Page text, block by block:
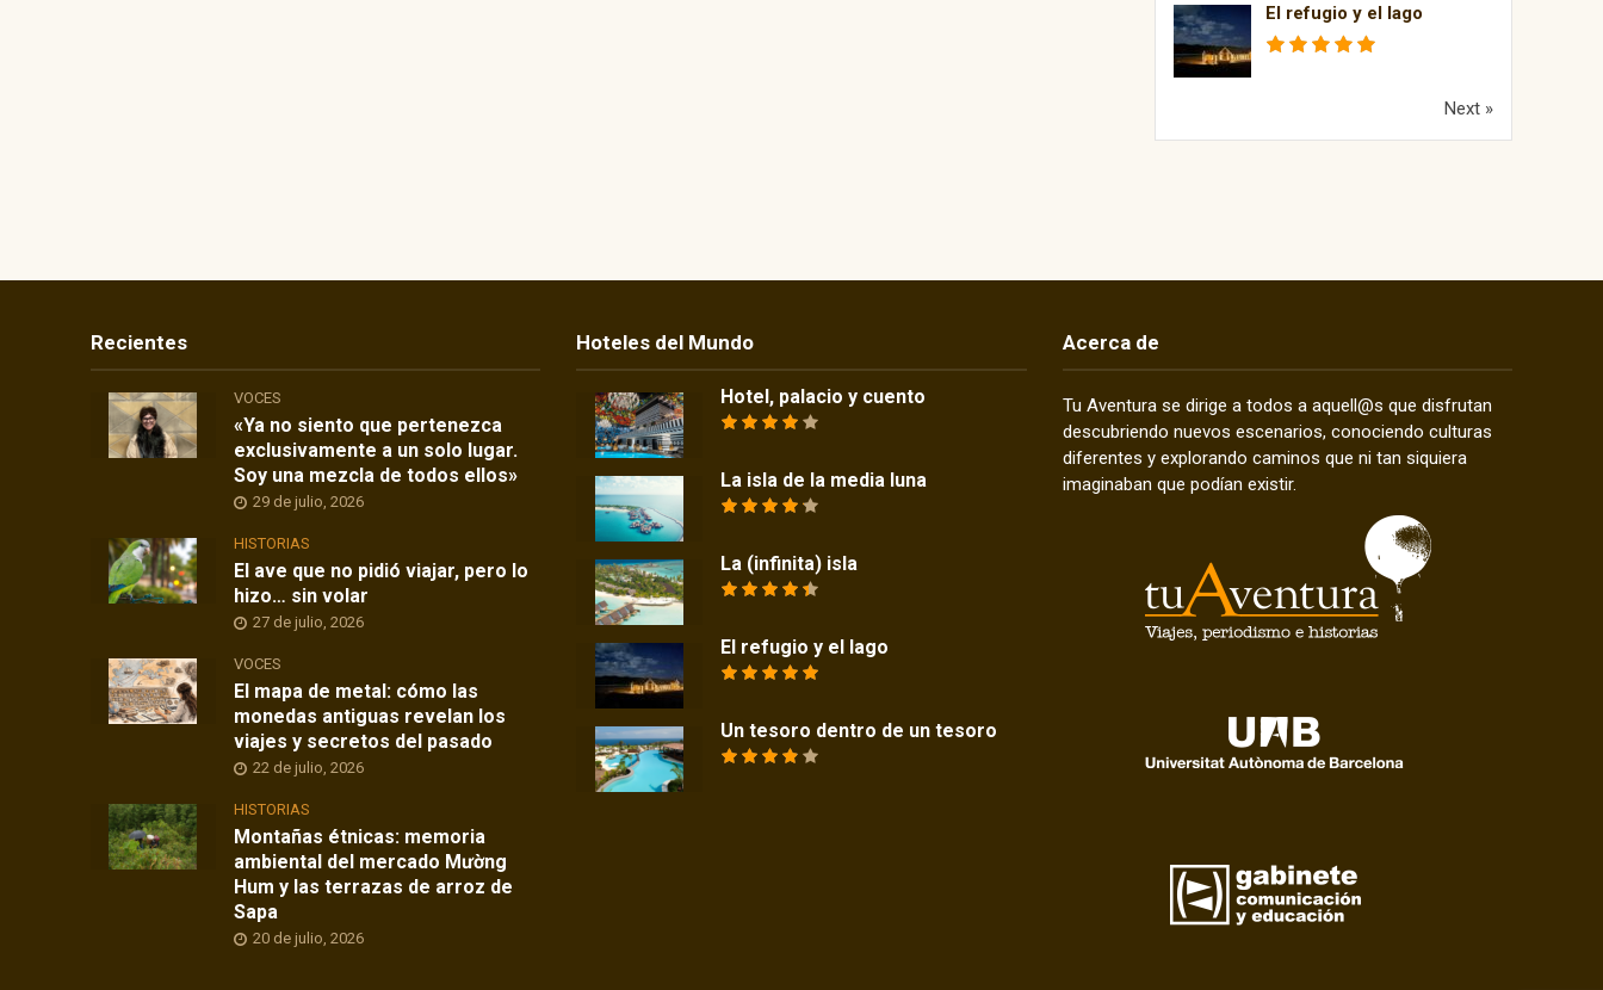
El refugio y el lago
Next »
Recientes
VOCES
«Ya no siento que pertenezca
exclusivamente a un solo lugar.
Soy una mezcla de todos ellos»
29 de julio, 2026
HISTORIAS
El ave que no pidió viajar, pero lo
hizo… sin volar
27 de julio, 2026
VOCES
El mapa de metal: cómo las
monedas antiguas revelan los
viajes y secretos del pasado
22 de julio, 2026
HISTORIAS
Montañas étnicas: memoria
ambiental del mercado Mường
Hum y las terrazas de arroz de
Sapa
20 de julio, 2026
Hoteles del Mundo
Hotel, palacio y cuento
La isla de la media luna
La (infinita) isla
El refugio y el lago
Un tesoro dentro de un tesoro
Acerca de
Tu Aventura se dirige a todos a aquell@s que disfrutan
descubriendo nuevos escenarios, conociendo culturas
diferentes y explorando caminos que ni tan siquiera
imaginaban que podían existir.